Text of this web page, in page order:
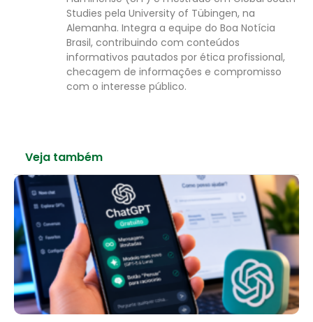
Studies pela University of Tübingen, na
Alemanha. Integra a equipe do Boa Notícia
Brasil, contribuindo com conteúdos
informativos pautados por ética profissional,
checagem de informações e compromisso
com o interesse público.
Veja também